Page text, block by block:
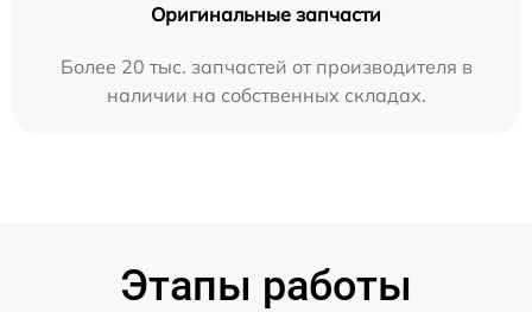
Оригинальные запчасти
Более 20 тыс. запчастей от производителя в
наличии на собственных складах.
Этапы работы